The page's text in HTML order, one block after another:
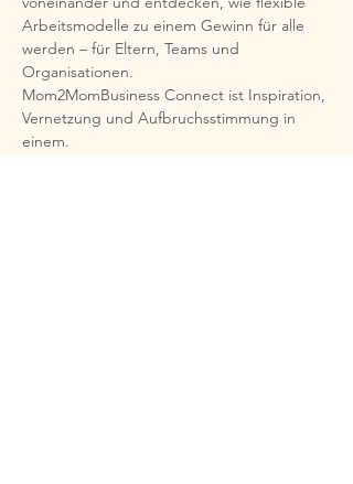
Arbeitsmodelle zu einem Gewinn für alle
werden – für Eltern, Teams und
Organisationen.
Mom2MomBusiness Connect ist Inspiration,
Vernetzung und Aufbruchsstimmung in
einem.